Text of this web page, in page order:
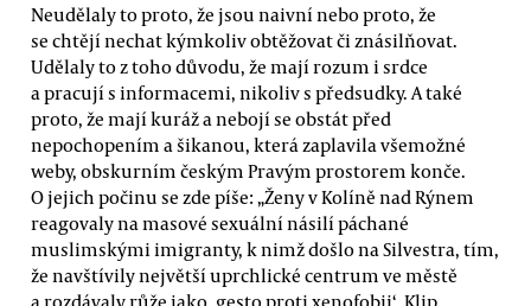
Neudělaly to proto, že jsou naivní nebo proto, že
se chtějí nechat kýmkoliv obtěžovat či znásilňovat.
Udělaly to z toho důvodu, že mají rozum i srdce
a pracují s informacemi, nikoliv s předsudky. A také
proto, že mají kuráž a nebojí se obstát před
nepochopením a šikanou, která zaplavila všemožné
weby, obskurním českým Pravým prostorem konče.
O jejich počinu se zde píše: „Ženy v Kolíně nad Rýnem
reagovaly na masové sexuální násilí páchané
muslimskými imigranty, k nimž došlo na Silvestra, tím,
že navštívily největší uprchlické centrum ve městě
a rozdávaly růže jako ‚gesto proti xenofobii‘. Klip